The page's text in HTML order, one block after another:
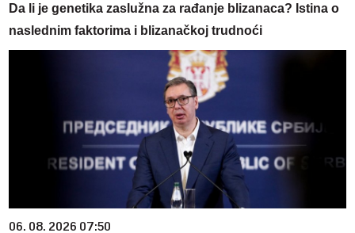
Da li je genetika zaslužna za rađanje blizanaca? Istina o
naslednim faktorima i blizanačkoj trudnoći
06. 08. 2026 07:50